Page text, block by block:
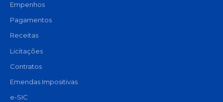
Empenhos
Pagamentos
Receitas
Licitações
Contratos
Emendas Impositivas
e-SIC